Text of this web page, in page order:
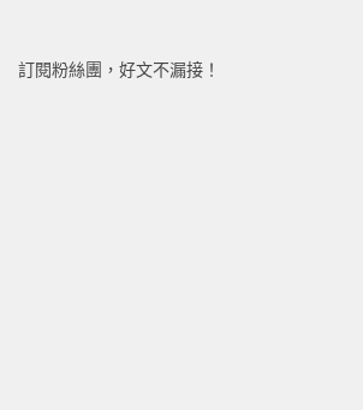
訂閱粉絲團，好文不漏接！